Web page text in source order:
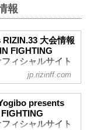
報
大会情報
FIGHTING
ィシャルサイト
ん。
jp.rizinff.com
presents
ィシャルサイト